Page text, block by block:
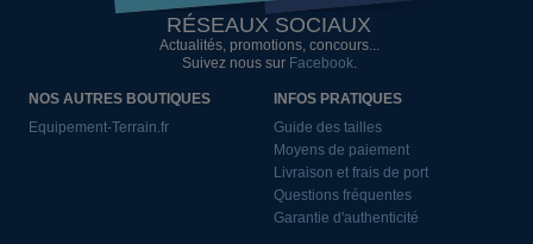
RÉSEAUX SOCIAUX
Actualités, promotions, concours...
Suivez nous sur Facebook.
NOS AUTRES BOUTIQUES
Equipement-Terrain.fr
INFOS PRATIQUES
Guide des tailles
Moyens de paiement
Livraison et frais de port
Questions fréquentes
Garantie d'authenticité